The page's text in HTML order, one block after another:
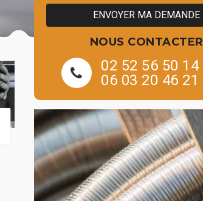
NOUS CONTACTER
02 52 56 50 14
06 03 20 46 21